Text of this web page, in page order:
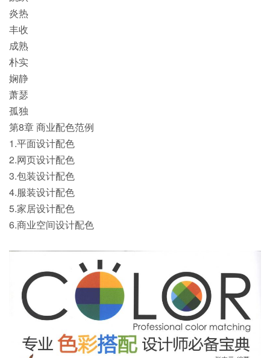
炎热
丰收
成熟
朴实
娴静
萧瑟
孤独
第8章 商业配色范例
1.平面设计配色
2.网页设计配色
3.包装设计配色
4.服装设计配色
5.家居设计配色
6.商业空间设计配色